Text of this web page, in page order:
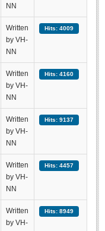
NN
Written
by VH-
NN
Hits: 4009
Written
by VH-
NN
Hits: 4160
Written
by VH-
NN
Hits: 9137
Written
by VH-
NN
Hits: 4457
Written
by VH-
Hits: 8949